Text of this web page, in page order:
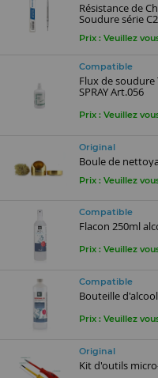
Résistance de
Soudure série
Prix : Veuillez
Compatible
Flux de soudure
SPRAY Art.056
Prix : Veuillez
Original
Boule de
Prix : Veuillez
Compatible
Flacon 250ml
Prix : Veuillez
Compatible
Bouteille
Prix : Veuillez
Original
Kit d'outils